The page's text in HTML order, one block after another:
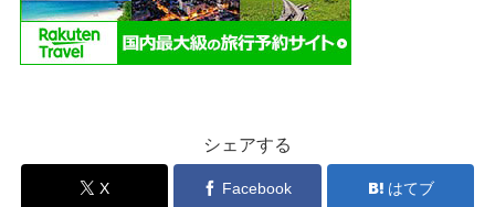
シェアする
X Facebook はてブ